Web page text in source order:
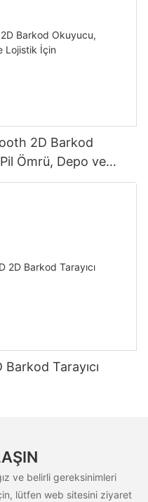
2D Barkod
Ömrü, Depo ve
Tarayıcı
ve belirli gereksinimleri
lütfen web sitesini ziyaret